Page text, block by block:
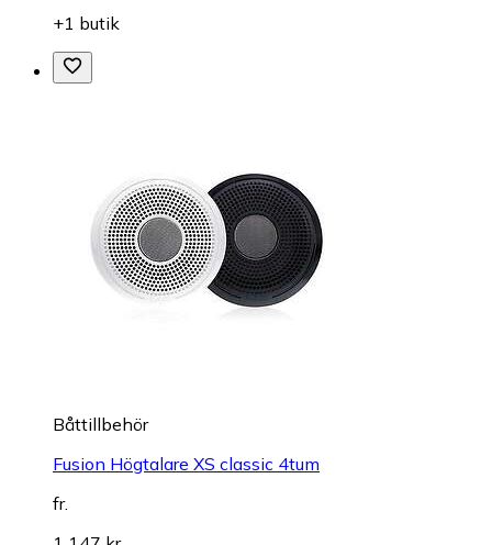
+1 butik
Båttillbehör
Fusion Högtalare XS classic 4tum
fr.